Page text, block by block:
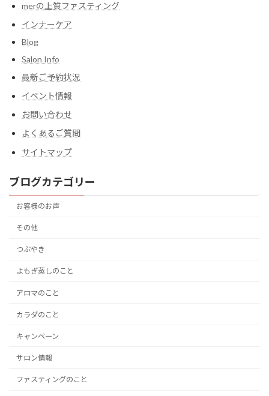
merの上質ファスティング
インナーケア
Blog
Salon Info
最新ご予約状況
イベント情報
お問い合わせ
よくあるご質問
サイトマップ
ブログカテゴリー
お客様のお声
その他
つぶやき
よもぎ蒸しのこと
アロマのこと
カラダのこと
キャンペーン
サロン情報
ファスティングのこと